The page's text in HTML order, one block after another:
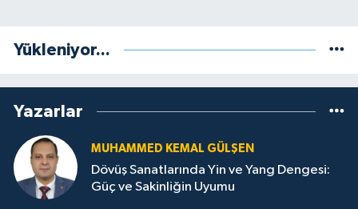
Yükleniyor...
Yazarlar
MUHAMMED KEMAL GÜLŞEN
Dövüş Sanatlarında Yin ve Yang Dengesi:
Güç ve Sakinliğin Uyumu